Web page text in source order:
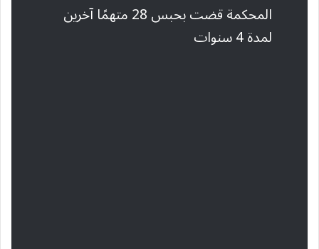
المحكمة قضت بحبس 28 متهمًا آخرين
لمدة 4 سنوات